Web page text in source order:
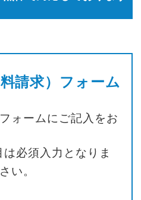
請求）フォーム
ォームにご記入をお
必須入力となりま
い。